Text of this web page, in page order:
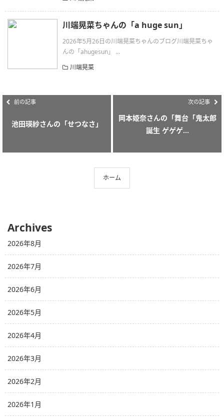
川端晃菜ちゃんの「a huge sun」
2026年5月26日の川端晃菜ちゃんのブログ川端晃菜ちゃ
んの「ahugesun」 ...
川端晃菜
前の記事
池田瑛紗さんの「せつなさ」
次の記事
岡本姫奈さんの「舞台「鬼太郎
誕生 ゲゲゲ...
ホーム
Archives
2026年8月
2026年7月
2026年6月
2026年5月
2026年4月
2026年3月
2026年2月
2026年1月